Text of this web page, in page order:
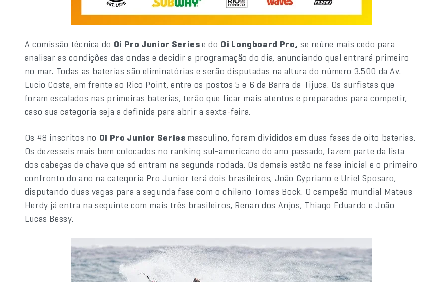
A comissão técnica do Oi Pro Junior Seriese do Oi Longboard Pro, se reúne mais cedo para
analisar as condições das ondas e decidir a programação do dia, anunciando qual entrará primeiro
no mar. Todas as baterias são eliminatórias e serão disputadas na altura do número 3.500 da Av.
Lucio Costa, em frente ao Rico Point, entre os postos 5 e 6 da Barra da Tijuca. Os surfistas que
foram escalados nas primeiras baterias, terão que ficar mais atentos e preparados para competir,
caso sua categoria seja a definida para abrir a sexta-feira.
Os 48 inscritos no Oi Pro Junior Series masculino, foram divididos em duas fases de oito baterias.
Os dezesseis mais bem colocados no ranking sul-americano do ano passado, fazem parte da lista
dos cabeças de chave que só entram na segunda rodada. Os demais estão na fase inicial e o primeiro
confronto do ano na categoria Pro Junior terá dois brasileiros, João Cypriano e Uriel Sposaro,
disputando duas vagas para a segunda fase com o chileno Tomas Bock. O campeão mundial Mateus
Herdy já entra na seguinte com mais três brasileiros, Renan dos Anjos, Thiago Eduardo e João
Lucas Bessy.